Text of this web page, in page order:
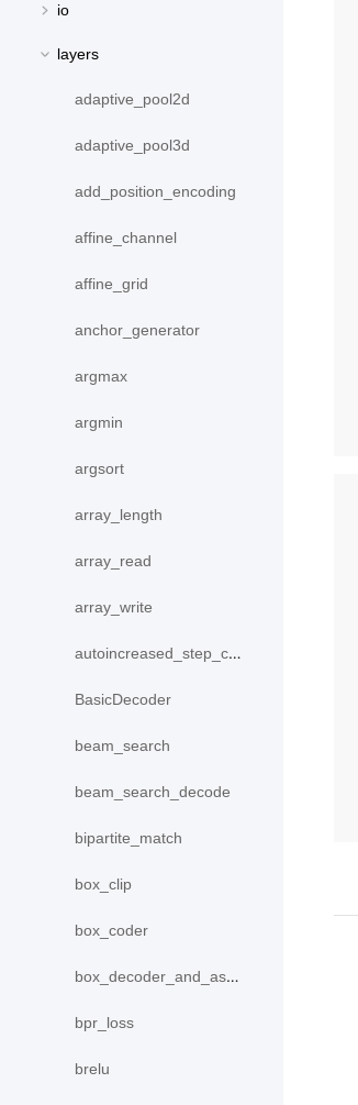
io
layers
adaptive_pool2d
adaptive_pool3d
add_position_encoding
affine_channel
affine_grid
anchor_generator
argmax
argmin
argsort
array_length
array_read
array_write
autoincreased_step_counter
BasicDecoder
beam_search
beam_search_decode
bipartite_match
box_clip
box_coder
box_decoder_and_assign
bpr_loss
brelu